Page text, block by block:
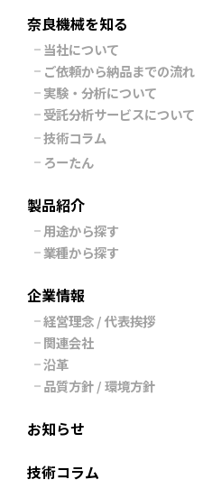
奈良機械を知る
当社について
ご依頼から納品までの流れ
実験・分析について
受託分析サービスについて
技術コラム
ろーたん
製品紹介
用途から探す
業種から探す
企業情報
経営理念 / 代表挨拶
関連会社
沿革
品質方針 / 環境方針
お知らせ
技術コラム